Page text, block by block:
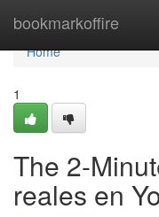
bookmarkoffire
Home
Home
1
The 2-
reales en